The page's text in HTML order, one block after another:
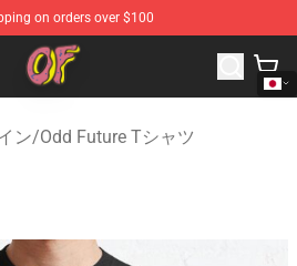
on orders over $100
Odd Future Merchandise Store
ン/Odd Future Tシャツ